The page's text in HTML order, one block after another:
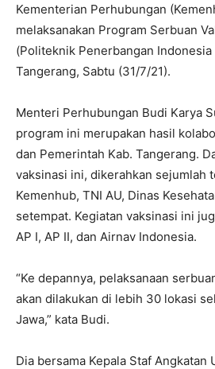
Kementerian Perhubungan
melaksanakan Program Serbuan
(Politeknik Penerbangan Indonesia
Tangerang, Sabtu (31/7/21).
Menteri Perhubungan Budi Karya
program ini merupakan hasil
dan Pemerintah Kab. Tangerang.
vaksinasi ini, dikerahkan sejumlah
Kemenhub, TNI AU, Dinas
setempat. Kegiatan vaksinasi ini
AP I, AP II, dan Airnav Indonesia.
“Ke depannya, pelaksanaan
akan dilakukan di lebih 30 lokasi
Jawa,” kata Budi.
Dia bersama Kepala Staf Angkatan